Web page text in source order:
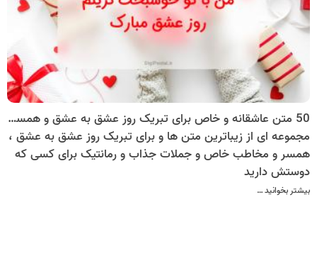
50 متن عاشقانه و خاص برای تبریک روز عشق به عشق و همسر + متن عاشقانه زیبا برای عشاق
مجموعه ای از زیباترین متن ها و برای تبریک روز عشق به عشق ،
همسر و مخاطب خاص و جملات جذاب و رمانتیک برای کسی که
دوستش دارید
بیشتر بخوانید …